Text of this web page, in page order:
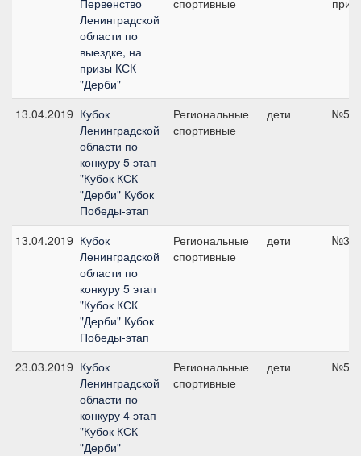
Первенство
Ленинградской
области по
выездке, на
призы КСК
"Дерби"
спортивные приз
13.04.2019 Кубок
Ленинградской
области по
конкуру 5 этап
"Кубок КСК
"Дерби" Кубок
Победы-этап
Региональные
спортивные
дети №5,
13.04.2019 Кубок
Ленинградской
области по
конкуру 5 этап
"Кубок КСК
"Дерби" Кубок
Победы-этап
Региональные
спортивные
дети №3,
23.03.2019 Кубок
Ленинградской
области по
конкуру 4 этап
"Кубок КСК
"Дерби"
Региональные
спортивные
дети №5,